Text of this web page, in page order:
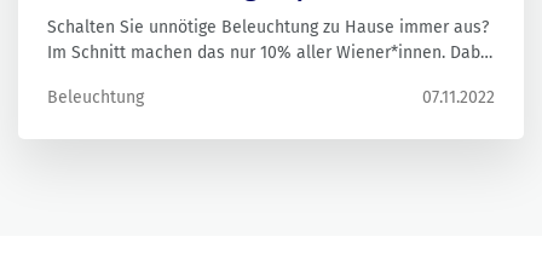
Schalten Sie unnötige Beleuchtung zu Hause immer aus?
Im Schnitt machen das nur 10% aller Wiener*innen. Dabei
Ihr Einsparpotential durch clevere Nutzung Ihrer
Beleuchtung 07.11.2022